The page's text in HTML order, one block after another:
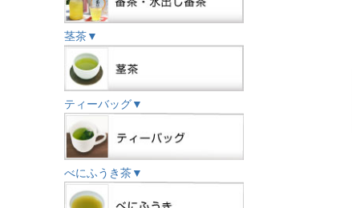
茎茶▼
ティーバッグ▼
べにふうき茶▼